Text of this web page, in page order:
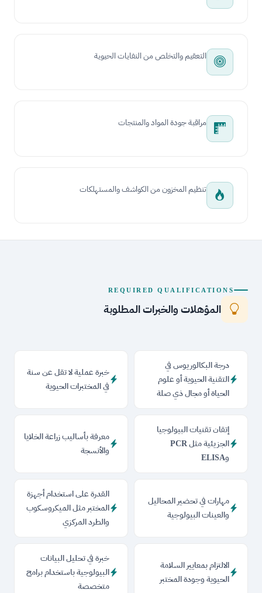
التعقيم والتخلص من النفايات الحيوية
مراقبة جودة المواد والمنتجات
تنظيم المخزون من الكواشف والمستهلكات
REQUIRED QUALIFICATIONS
المؤهلات والخبرات المطلوبة
درجة البكالوريوس في
التقنية الحيوية أو علوم
الحياة أو مجال ذي صلة
خبرة عملية لا تقل عن سنة
في المختبرات الحيوية
إتقان تقنيات البيولوجيا
الجزيئية مثل PCR
وELISA
معرفة بأساليب زراعة الخلايا
والأنسجة
مهارات في تحضير المحاليل
والعينات البيولوجية
القدرة على استخدام أجهزة
المختبر مثل الميكروسكوب
والطرد المركزي
الالتزام بمعايير السلامة
الحيوية وجودة المختبر
خبرة في تحليل البيانات
البيولوجية باستخدام برامج
متخصصة